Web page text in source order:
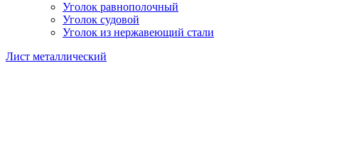
Уголок равнополочный
Уголок судовой
Уголок из нержавеющий стали
Лист металлический